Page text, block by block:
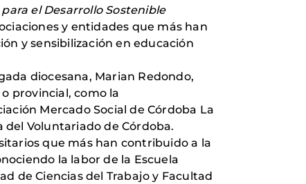
el Desarrollo Sostenible
y entidades que más han
y sensibilización en educación
diocesana, Marian Redondo,
provincial, como la
Mercado Social de Córdoba La
del Voluntariado de Córdoba.
que más han contribuido a la
la labor de la Escuela
de Ciencias del Trabajo y Facultad